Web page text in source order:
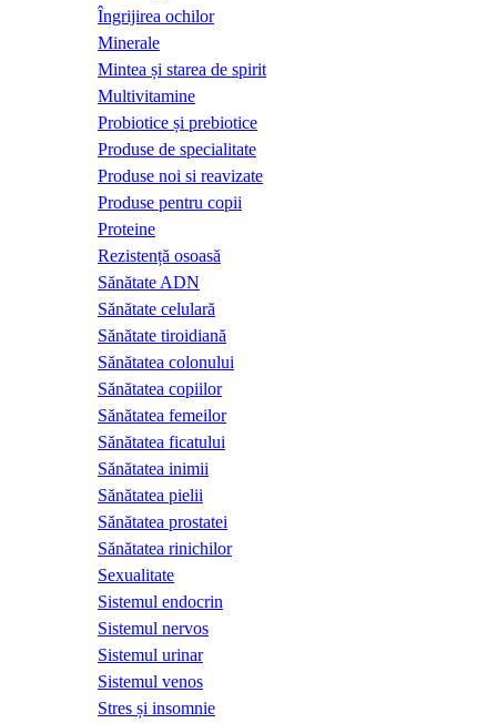
Îngrijirea ochilor
Minerale
Mintea și starea de spirit
Multivitamine
Probiotice și prebiotice
Produse de specialitate
Produse noi si reavizate
Produse pentru copii
Proteine
Rezistență osoasă
Sănătate ADN
Sănătate celulară
Sănătate tiroidiană
Sănătatea colonului
Sănătatea copiilor
Sănătatea femeilor
Sănătatea ficatului
Sănătatea inimii
Sănătatea pielii
Sănătatea prostatei
Sănătatea rinichilor
Sexualitate
Sistemul endocrin
Sistemul nervos
Sistemul urinar
Sistemul venos
Stres și insomnie